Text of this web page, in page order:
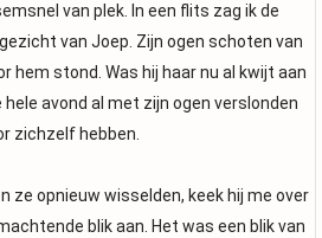
van plek. In een flits zag ik de
van Joep. Zijn ogen schoten van
hem stond. Was hij haar nu al kwijt aan
hele avond al met zijn ogen verslonden
zichzelf hebben.
ze opnieuw wisselden, keek hij me over
blik aan. Het was een blik van